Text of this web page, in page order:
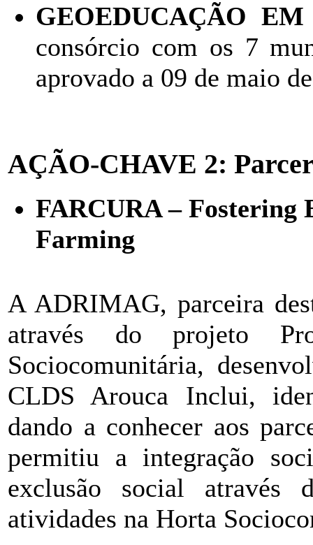
GEOEDUCAÇÃO
consórcio com os 7
aprovado a 09 de maio
AÇÃO-CHAVE 2:
FARCURA – Fostering
Farming
A ADRIMAG, parceira
através do projeto
Sociocomunitária,
CLDS Arouca Inclui,
dando a conhecer aos
permitiu a integração
exclusão social através
atividades na Horta